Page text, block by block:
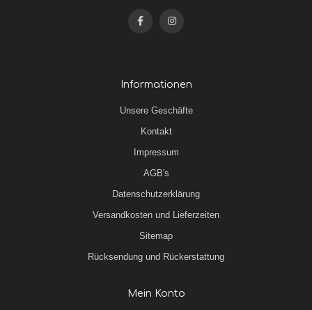
Informationen
Unsere Geschäfte
Kontakt
Impressum
AGB's
Datenschutzerklärung
Versandkosten und Lieferzeiten
Sitemap
Rücksendung und Rückerstattung
Mein Konto